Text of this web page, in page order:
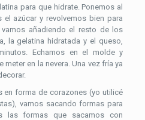
para que hidrate. Ponemos al
azúcar y revolvemos bien para
añadiendo el resto de los
la gelatina hidratada y el queso,
Echamos en el molde y
meter en la nevera. Una vez fría ya
en forma de corazones (yo utilicé
vamos sacando formas para
las formas que sacamos con